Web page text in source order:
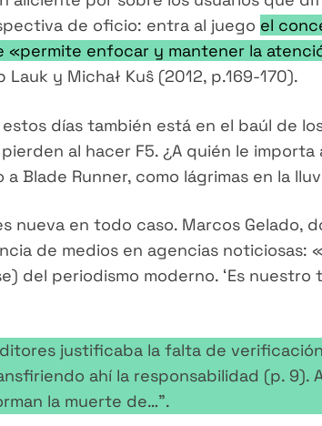
de oficio: entra al juego el
enfocar y mantener la
Lauk y Michał Kuŝ (2012, p.169-170).
días también está en el baúl de
al hacer F5. ¿A quién le
Blade Runner, como lágrimas en la
en todo caso. Marcos Gelado,
de medios en agencias noticiosas:
periodismo moderno. ‘Es nuestro
justificaba la falta de
ahí la responsabilidad (p. 9).
la muerte de…”.